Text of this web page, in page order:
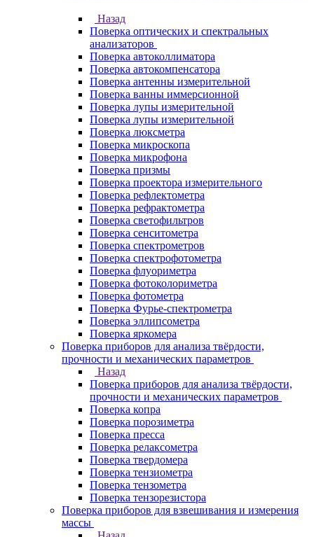
Назад
Поверка оптических и спектральных
анализаторов
Поверка автоколлиматора
Поверка автокомпенсатора
Поверка антенны измерительной
Поверка ванны иммерсионной
Поверка лупы измерительной
Поверка лупы измерительной
Поверка люксметра
Поверка микроскопа
Поверка микрофона
Поверка призмы
Поверка проектора измерительного
Поверка рефлектометра
Поверка рефрактометра
Поверка светофильтров
Поверка сенситометра
Поверка спектрометров
Поверка спектрофотометра
Поверка флуориметра
Поверка фотоколориметра
Поверка фотометра
Поверка Фурье-спектрометра
Поверка эллипсометра
Поверка яркомера
Поверка приборов для анализа твёрдости,
прочности и механических параметров
Назад
Поверка приборов для анализа твёрдости,
прочности и механических параметров
Поверка копра
Поверка порозиметра
Поверка пресса
Поверка релаксометра
Поверка твердомера
Поверка тензиометра
Поверка тензометра
Поверка тензорезистора
Поверка приборов для взвешивания и измерения
массы